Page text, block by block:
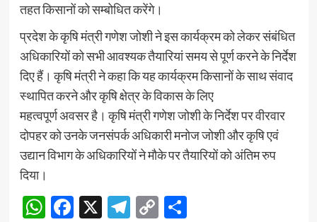
तहत किसानों को सम्बोधित करेंगे।
प्रदेश के कृषि मंत्री गणेश जोशी ने इस कार्यक्रम को लेकर संबंधित
अधिकारियों को सभी आवश्यक तैयारियां समय से पूर्ण करने के निर्देश
दिए हैं। कृषि मंत्री ने कहा कि यह कार्यक्रम किसानों के साथ संवाद
स्थापित करने और कृषि क्षेत्र के विकास के लिए
महत्वपूर्ण अवसर है। कृषि मंत्री गणेश जोशी के निर्देश पर वीरवार
दोपहर को उनके जनसंपर्क अधिकारी मनोज जोशी और कृषि एवं
उद्यान विभाग के अधिकारियों ने मौके पर तैयारियों को अंतिम रुप
दिया।
WhatsApp
Facebook
X Telegram
CopyShare